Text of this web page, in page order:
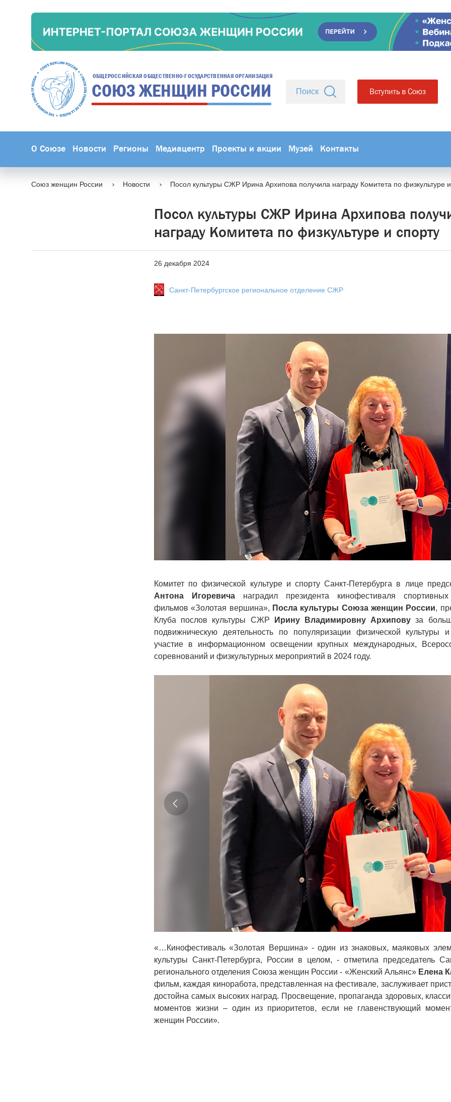
ОБЩЕРОССИЙСКАЯ ОБЩЕСТВЕННО-ГОСУДАРСТВЕННАЯ ОРГАНИЗАЦИЯ
СОЮЗ ЖЕНЩИН РОССИИ Вступить в Союз
О Союзе Новости Регионы Медиацентр Проекты и акции Музей Контакты
Союз женщин России Новости Посол культуры СЖР Ирина Архипова получила награду Комитета по физкультуре
Посол культуры СЖР Ирина Архипова
награду Комитета по физкультуре и спорту
26 декабря 2024
Санкт-Петербургское региональное отделение СЖР
Комитет по физической культуре и спорту Санкт-Петербурга в лице
Антона Игоревича наградил ⁠президента кинофестиваля
фильмов⁠«Золотая вершина», Посла культуры Союза женщин России,
Клуба послов культуры СЖР Ирину Владимировну Архиповуза
подвижническую деятельность по популяризации физической культуры
участие в информационном освещении крупных международных,
соревнований и физкультурных мероприятий в 2024 году.
«…Кинофестиваль «Золотая Вершина» - один из знаковых, маяковых
культуры Санкт-Петербурга, России в целом, - отметила председатель
регионального отделения Союза женщин России - «Женский Альянс» Елена
фильм, каждая киноработа, представленная на фестивале, заслуживает
достойна самых высоких наград. Просвещение, пропаганда здоровых,
моментов жизни – один из приоритетов, если не главенствующий
женщин России».